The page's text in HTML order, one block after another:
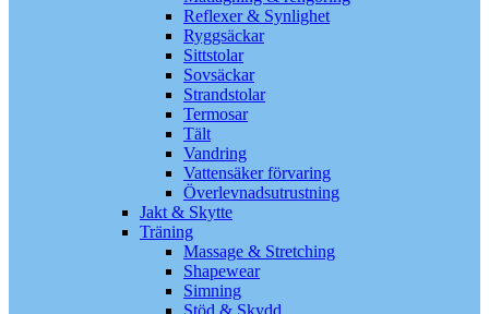
Reflexer & Synlighet
Ryggsäckar
Sittstolar
Sovsäckar
Strandstolar
Termosar
Tält
Vandring
Vattensäker förvaring
Överlevnadsutrustning
Jakt & Skytte
Träning
Massage & Stretching
Shapewear
Simning
Stöd & Skydd